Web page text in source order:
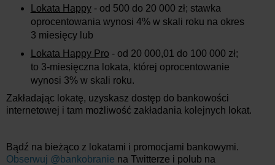
Lokata Happy- od 500 do 20 000 zł; stawka
oprocentowania wynosi 4% w skali roku na okres
3 miesięcy lub
Lokata Happy Pro - od 20 000,01 do 100 000 zł;
to 3-miesięczna lokata, której oprocentowanie
wynosi 3% w skali roku.
Zakładając lokatę, uzyskasz dostęp do bankowości
internetowej i tam możliwość zakładania kolejnych lokat.
Bądź na bieżąco z lokatami i promocjami bankowymi.
Obserwuj @bankobranie na Twitterze i polub na